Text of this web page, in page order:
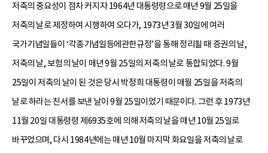
저축의 중요성이 점차 커지자 1964년 대통령령으로 매년 9월 25일을
저축의 날로 제정하여 시행하여 오다가, 1973년 3월 30일에 여러
국가기념일들이 ‘각종기념일등에관한규정’을 통해 정리될 때 증권의 날,
저축의 날, 보험의 날이 매년 9월 25일의 저축의 날로 통합되었다. 9월
25일이 저축의 날이 된 것은 당시 박정희 대통령이 매월 25일을 저축의
날로 하라는 친서를 보낸 날이 9월 25일이었기 때문이다. 그런 후 1973년
11월 20일 대통령령 제6935호에 의해 저축의 날을 매년 10월 25일로
바꾸었으며, 다시 1984년에는 매년 10월 마지막 화요일을 저축의 날로